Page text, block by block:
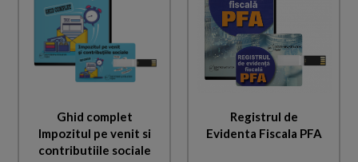
Ghid complet
Impozitul pe venit si
contributiile sociale
Registrul de
Evidenta Fiscala PFA